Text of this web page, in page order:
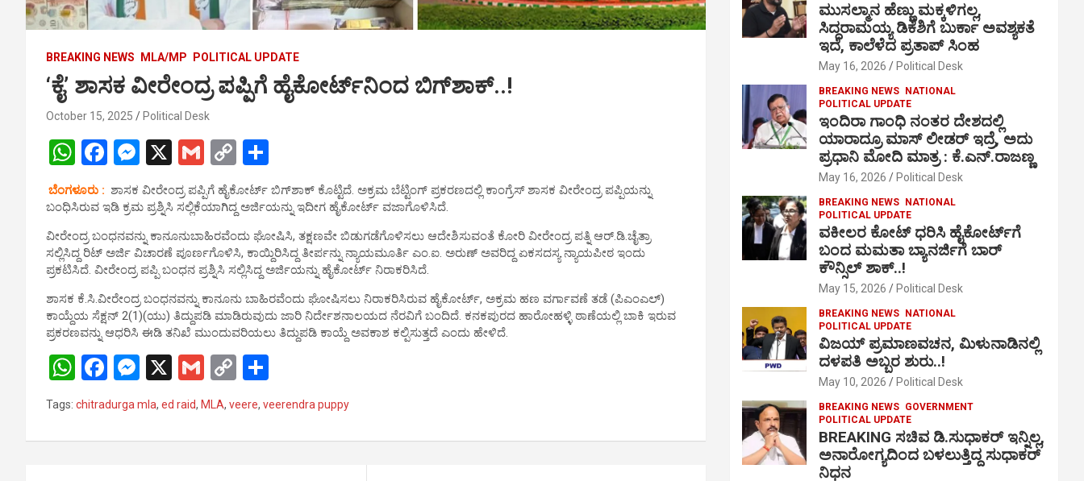
BREAKING NEWS MLA/MP POLITICAL UPDATE
‘ಕೈ’ ಶಾಸಕ ವೀರೇಂದ್ರ ಪಪ್ಪಿಗೆ ಹೈಕೋರ್ಟ್‌ನಿಂದ​ ಬಿಗ್‌ಶಾಕ್..!
October 15, 2025 Political Desk
W
h
at
s
A
p
p
F
ce
b
o
o
k
M
es
se
n
g
er
X
G
m
ail
C
py
Li
n
k
h
ar
e
ಬೆಂಗಳೂರು : ಶಾಸಕ ವೀರೇಂದ್ರ ಪಪ್ಪಿಗೆ ಹೈಕೋರ್ಟ್​ ಬಿಗ್‌ಶಾಕ್ ಕೊಟ್ಟಿದೆ. ಅಕ್ರಮ ಬೆಟ್ಟಿಂಗ್ ಪ್ರಕರಣದಲ್ಲಿ ಕಾಂಗ್ರೆಸ್ ಶಾಸಕ ವೀರೇಂದ್ರ ಪಪ್ಪಿಯನ್ನು
ಬಂಧಿಸಿರುವ ಇಡಿ ಕ್ರಮ ಪ್ರಶ್ನಿಸಿ ಸಲ್ಲಿಕೆಯಾಗಿದ್ದ ಅರ್ಜಿಯನ್ನು ಇದೀಗ ಹೈಕೋರ್ಟ್ ವಜಾಗೊಳಿಸಿದೆ.
ವೀರೇಂದ್ರ ಬಂಧನವನ್ನು ಕಾನೂನುಬಾಹಿರವೆಂದು ಘೋಷಿಸಿ, ತಕ್ಷಣವೇ ಬಿಡುಗಡೆಗೊಳಿಸಲು ಆದೇಶಿಸುವಂತೆ ಕೋರಿ ವೀರೇಂದ್ರ ಪತ್ನಿ ಆರ್.ಡಿ.ಚೈತ್ರಾ
ಸಲ್ಲಿಸಿದ್ದ ರಿಟ್ ಅರ್ಜಿ ವಿಚಾರಣೆ ಪೂರ್ಣಗೊಳಿಸಿ, ಕಾಯ್ದಿರಿಸಿದ್ದ ತೀರ್ಪನ್ನು ನ್ಯಾಯಮೂರ್ತಿ ಎಂ.ಐ. ಅರುಣ್ ಅವರಿದ್ದ ಏಕಸದಸ್ಯ ನ್ಯಾಯಪೀಠ ಇಂದು
ಪ್ರಕಟಿಸಿದೆ. ವೀರೇಂದ್ರ ಪಪ್ಪಿ ಬಂಧನ ಪ್ರಶ್ನಿಸಿ ಸಲ್ಲಿಸಿದ್ದ ಅರ್ಜಿಯನ್ನು ಹೈಕೋರ್ಟ್ ನಿರಾಕರಿಸಿದೆ.
ಶಾಸಕ ಕೆ.ಸಿ.ವೀರೇಂದ್ರ ಬಂಧನವನ್ನು ಕಾನೂನು ಬಾಹಿರವೆಂದು ಘೋಷಿಸಲು ನಿರಾಕರಿಸಿರುವ ಹೈಕೋರ್ಟ್, ಅಕ್ರಮ ಹಣ ವರ್ಗಾವಣೆ ತಡೆ (ಪಿಎಂಎಲ್)
ಕಾಯ್ದೆಯ ಸೆಕ್ಷನ್ 2(1)(ಯು) ತಿದ್ದುಪಡಿ ಮಾಡಿರುವುದು ಜಾರಿ ನಿರ್ದೇಶನಾಲಯದ ನೆರವಿಗೆ ಬಂದಿದೆ. ಕನಕಪುರದ ಹಾರೋಹಳ್ಳಿ ಠಾಣೆಯಲ್ಲಿ ಬಾಕಿ ಇರುವ
ಪ್ರಕರಣವನ್ನು ಆಧರಿಸಿ ಈಡಿ ತನಿಖೆ ಮುಂದುವರಿಯಲು ತಿದ್ದುಪಡಿ ಕಾಯ್ದೆ ಅವಕಾಶ ಕಲ್ಪಿಸುತ್ತದೆ ಎಂದು ಹೇಳಿದೆ.
W
h
at
s
F
a
ce
b
M
es
se
n
X
G
m
ail
C
py
Li
ar
e
Tags: chitradurga mla, ed raid, MLA, veere, veerendra puppy
ಮುಸಲ್ಮಾನ ಹೆಣ್ಣು ಮಕ್ಕಳಿಗಲ್ಲ,
ಸಿದ್ದರಾಮಯ್ಯ ಡಿಕೆಶಿಗೆ ಬುರ್ಕಾ ಅವಶ್ಯಕತೆ
ಇದೆ, ಕಾಲೆಳೆದ ಪ್ರತಾಪ್ ಸಿಂಹ
May 16, 2026 Political Desk
BREAKING NEWS
NATIONAL
POLITICAL UPDATE
ಇಂದಿರಾ ಗಾಂಧಿ ನಂತರ ದೇಶದಲ್ಲಿ
ಯಾರಾದ್ರೂ ಮಾಸ್ ಲೀಡರ್ ಇದ್ರೆ, ಅದು
ಪ್ರಧಾನಿ ಮೋದಿ ಮಾತ್ರ : ಕೆ.ಎನ್.ರಾಜಣ್ಣ
May 16, 2026 Political Desk
BREAKING NEWS
NATIONAL
POLITICAL UPDATE
ವಕೀಲರ ಕೋಟ್ ಧರಿಸಿ ಹೈಕೋರ್ಟ್​ಗೆ
ಬಂದ ಮಮತಾ ಬ್ಯಾನರ್ಜಿಗೆ ಬಾರ್
ಕೌನ್ಸಿಲ್ ಶಾಕ್..!
May 15, 2026 Political Desk
BREAKING NEWS
NATIONAL
POLITICAL UPDATE
ವಿಜಯ್ ಪ್ರಮಾಣವಚನ, ಮಿಳುನಾಡಿನಲ್ಲಿ
ದಳಪತಿ ಅಬ್ಬರ ಶುರು..!
May 10, 2026 Political Desk
BREAKING NEWS GOVERNMENT
POLITICAL UPDATE
BREAKING ಸಚಿವ ಡಿ.ಸುಧಾಕರ್ ಇನ್ನಿಲ್ಲ,
ಅನಾರೋಗ್ಯದಿಂದ ಬಳಲುತ್ತಿದ್ದ ಸುಧಾಕರ್
ನಿಧನ